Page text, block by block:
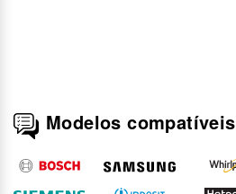
Modelos compatíveis